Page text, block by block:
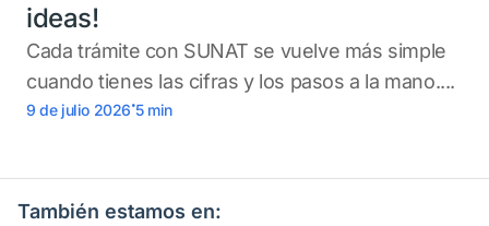
ideas!
Cada trámite con SUNAT se vuelve más simple
cuando tienes las cifras y los pasos a la mano....
9 de julio 2026.5 min
También estamos en: